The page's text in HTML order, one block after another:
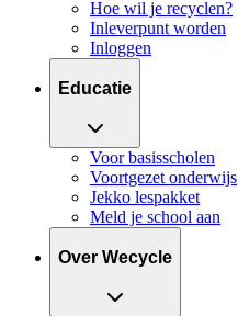
Hoe wil je recyclen?
Inleverpunt worden
Inloggen
Educatie
Voor basisscholen
Voortgezet onderwijs
Jekko lespakket
Meld je school aan
Over Wecycle